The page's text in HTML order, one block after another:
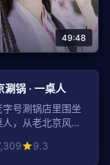
49:48
度 · 创业之路
人在深圳从一间
始的逆袭之路，献
斗中的追梦人。
7.4
99:29
涮锅 · 一桌人
字号涮锅店里围坐
人，从老北京风味
。
9.3